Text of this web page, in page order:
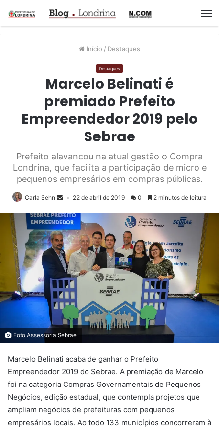
Início / Destaques
Destaques
Marcelo Belinati é
premiado Prefeito
Empreendedor 2019 pelo
Sebrae
Prefeito alavancou na atual gestão o Compra
Londrina, que facilita a participação de micro e
pequenos empresários em compras públicas.
Carla Sehn 22 de abril de 2019 0 2 minutos de leitura
Foto Assessoria Sebrae
Marcelo Belinati acaba de ganhar o Prefeito
Empreendedor 2019 do Sebrae. A premiação de Marcelo
foi na categoria Compras Governamentais de Pequenos
Negócios, edição estadual, que contempla projetos que
ampliam negócios de prefeituras com pequenos
empresários locais. Ao todo 133 municípios concorreram à